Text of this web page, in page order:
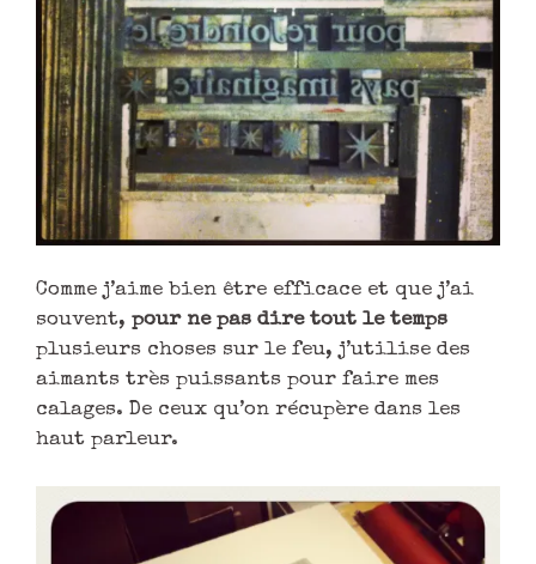
Comme j’aime bien être efficace et que j’ai
souvent, pour ne pas dire tout le temps
plusieurs choses sur le feu, j’utilise des
aimants très puissants pour faire mes
calages. De ceux qu’on récupère dans les
haut parleur.